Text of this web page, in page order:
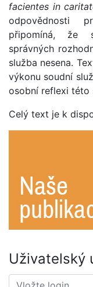
facientes in
odpovědnosti
připomíná, že
správných
služba nesena.
výkonu soudní
osobní reflexi této
Celý text je k
Uživatelský